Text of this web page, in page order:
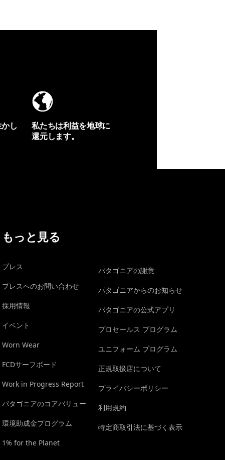
し
私たちは利益を地球に
還元します。
もっと見る
プレス
プレスへのお問い合わせ
採用情報
イベント
Worn Wear
FCDサーフボード
Work in Progress Report
パタゴニアのコアバリュー
環境助成金プログラム
1% for the Planet
パタゴニアの謝意
パタゴニアからのお知らせ
パタゴニアの公式アプリ
プロセールス プログラム
ユニフォーム プログラム
正規取扱店について
プライバシーポリシー
利用規約
特定商取引法に基づく表示